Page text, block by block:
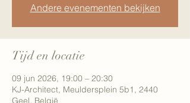
Andere evenementen bekijken
Tijd en locatie
09 jun 2026, 19:00 – 20:30
KJ-Architect, Meuldersplein 5b1, 2440
Geel, België